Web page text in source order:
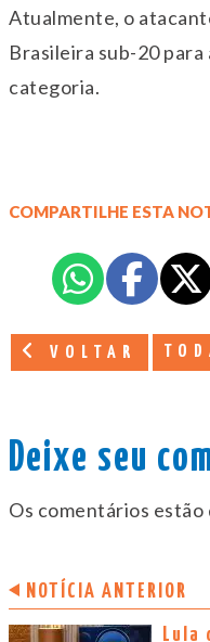
Atualmente, o
Brasileira sub-20 para
categoria.
COMPARTILHE ESTA
VOLTAR
Deixe seu
Os comentários estão
NOTÍCIA ANTERIOR
Lula